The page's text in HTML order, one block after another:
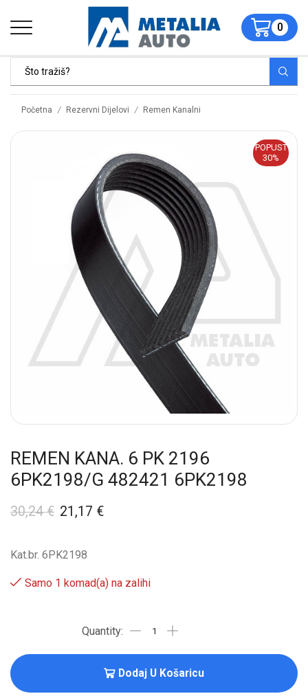
0
Početna / Rezervni Dijelovi / Remen Kanalni
POPUST
30%
REMEN KANA. 6 PK 2196
6PK2198/G 482421 6PK2198
30,24€ 21,17 €
Kat.br. 6PK2198
Samo 1 komad(a) na zalihi
Dodaj U Košaricu